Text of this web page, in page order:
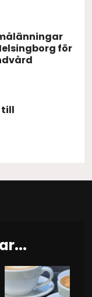
för
till